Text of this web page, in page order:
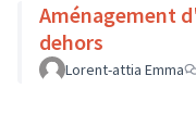
Aménagement
dehors
Lorent-attia Emma